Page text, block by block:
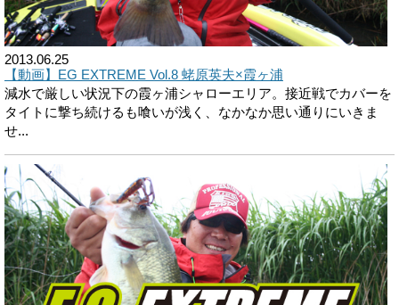
2013.06.25
【動画】EG EXTREME Vol.8 蛯原英夫×霞ヶ浦
減水で厳しい状況下の霞ヶ浦シャローエリア。接近戦でカバーを
タイトに撃ち続けるも喰いが浅く、なかなか思い通りにいきま
せ...